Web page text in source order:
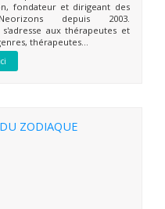
fondateur et dirigeant des
depuis 2003.
aux thérapeutes et
thérapeutes...
ZODIAQUE